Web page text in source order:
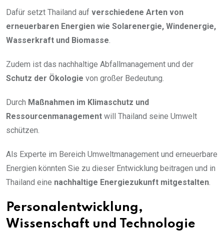
Dafür setzt Thailand auf verschiedene Arten von
erneuerbaren Energien wie Solarenergie, Windenergie,
Wasserkraft und Biomasse.
Zudem ist das nachhaltige Abfallmanagement und der
Schutz der Ökologie von großer Bedeutung.
Durch Maßnahmen im Klimaschutz und
Ressourcenmanagement will Thailand seine Umwelt
schützen.
Als Experte im Bereich Umweltmanagement und erneuerbare
Energien könnten Sie zu dieser Entwicklung beitragen und in
Thailand eine nachhaltige Energiezukunft mitgestalten.
Personalentwicklung,
Wissenschaft und Technologie